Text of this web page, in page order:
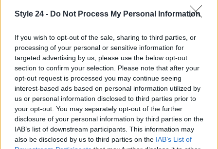
Style 24 - Do Not Process My Personal Information
If you wish to opt-out of the sale, sharing to third parties, or
processing of your personal or sensitive information for
targeted advertising by us, please use the below opt-out
section to confirm your selection. Please note that after your
opt-out request is processed you may continue seeing
interest-based ads based on personal information utilized by
us or personal information disclosed to third parties prior to
your opt-out. You may separately opt-out of the further
disclosure of your personal information by third parties on the
IAB’s list of downstream participants. This information may
also be disclosed by us to third parties on the IAB’s List of
Continua a leggere
LIFESTYLE